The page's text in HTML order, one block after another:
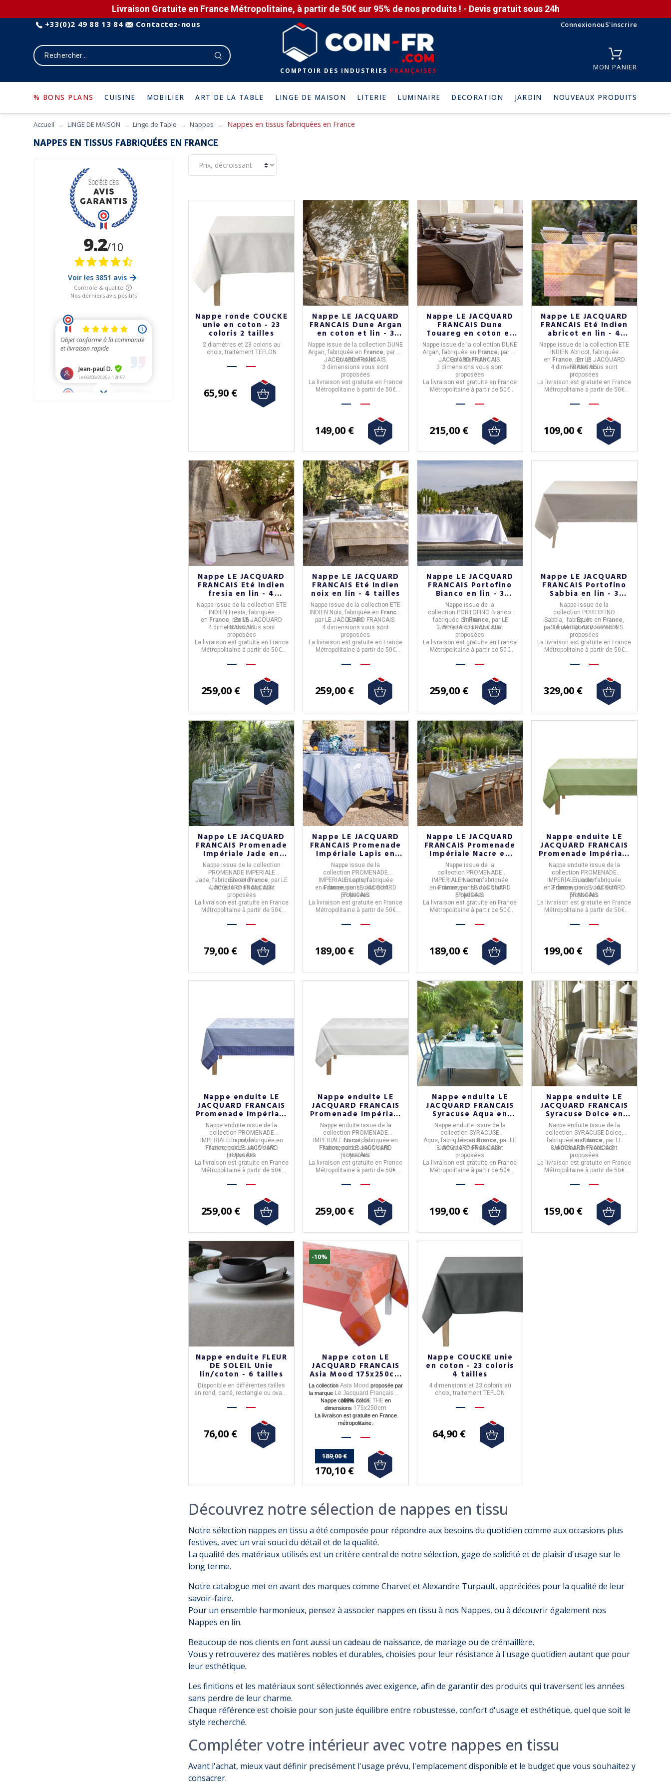
Livraison Gratuite en France Métropolitaine, à partir de 50€ sur 95% de nos produits ! - Devis gratuit sous 24h
+33(0)2 49 88 13 84 Contactez-nous ConnexionouS'inscrire
COMPTOIR DES INDUSTRIES FRANÇAISES MON PANIER
% BONS PLANS CUISINE MOBILIER ART DE LA TABLE LINGE DE MAISON LITERIE LUMINAIRE DECORATION JARDIN NOUVEAUX PRODUITS
Accueil LINGE DE MAISON Linge de Table Nappes Nappes en tissus fabriquées en France
NAPPES EN TISSUS FABRIQUÉES EN FRANCE
Nappe ronde COUCKE
unie en coton - 23
coloris 2 tailles
2 diamètres et 23 coloris au
choix, traitement TEFLON
65,90 €
Nappe LE JACQUARD
FRANCAIS Dune Argan
en coton et lin - 3
tailles
Nappe issue de la collection DUNE
Argan,fabriquée en France, par LE
JACQUARD FRANCAIS.
En coton et lin
3 dimensionsvous sont
proposées
La livraison est gratuite en France
Métropolitaine à partir de 50€
149,00 €
Nappe LE JACQUARD
FRANCAIS Dune
Touareg en coton et
lin - 3 tailles
Nappe issue de la collection DUNE
Argan,fabriquée en France, par LE
JACQUARD FRANCAIS.
En coton et lin
3 dimensionsvous sont
proposées
La livraison est gratuite en France
Métropolitaine à partir de 50€
215,00 €
Nappe LE JACQUARD
FRANCAIS Eté Indien
abricot en lin - 4
tailles
Nappe issue de la collection ETE
INDIEN Abricot, fabriquée
en France, par LE JACQUARD
FRANCAIS.
En lin
4 dimensionsvous sont
proposées
La livraison est gratuite en France
Métropolitaine à partir de 50€
109,00 €
Nappe LE JACQUARD
FRANCAIS Eté Indien
fresia en lin - 4
tailles
Nappe issue de la collection ETE
INDIEN Fresia, fabriquée
en France, par LE JACQUARD
FRANCAIS.
En lin
4 dimensionsvous sont
proposées
La livraison est gratuite en France
Métropolitaine à partir de 50€
259,00 €
Nappe LE JACQUARD
FRANCAIS Eté Indien
noix en lin - 4 tailles
Nappe issue de la collection ETE
INDIEN Noix, fabriquée en France,
par LE JACQUARD FRANCAIS.
En lin
4 dimensionsvous sont
proposées
La livraison est gratuite en France
Métropolitaine à partir de 50€
259,00 €
Nappe LE JACQUARD
FRANCAIS Portofino
Bianco en lin - 3
tailles
Nappe issue de la
collection PORTOFINO Bianco,
fabriquée enFrance, par LE
JACQUARD FRANCAIS.
En lin
3 dimensionsvous sont
proposées
La livraison est gratuite en France
Métropolitaine à partir de 50€
259,00 €
Nappe LE JACQUARD
FRANCAIS Portofino
Sabbia en lin - 3
tailles
Nappe issue de la
collection PORTOFINO
Sabbia,fabriquée en France,
parLE JACQUARD FRANCAIS.
En lin
3 dimensionsvous sont
proposées
La livraison est gratuite en France
Métropolitaine à partir de 50€
329,00 €
Nappe LE JACQUARD
FRANCAIS Promenade
Impériale Jade en
coton - 4 tailles
Nappe issue de la collection
PROMENADE IMPERIALE
Jade,fabriquée enFrance , par LE
JACQUARD FRANCAIS.
En coton
4 dimensionsvous sont
proposées
La livraison est gratuite en France
Métropolitaine à partir de 50€
79,00 €
Nappe LE JACQUARD
FRANCAIS Promenade
Impériale Lapis en
coton - 4 tailles
Nappe issue de la
collection PROMENADE
IMPERIALE Lapis,fabriquée
enFrance, parLE JACQUARD
FRANCAIS.
En coton
4 dimensionsvous sont
proposées
La livraison est gratuite en France
Métropolitaine à partir de 50€
189,00 €
Nappe LE JACQUARD
FRANCAIS Promenade
Impériale Nacre en
coton - 4 tailles
Nappe issue de la
collection PROMENADE
IMPERIALE Nacre,fabriquée
enFrance, parLE JACQUARD
FRANCAIS.
En coton
4 dimensionsvous sont
proposées
La livraison est gratuite en France
Métropolitaine à partir de 50€
189,00 €
Nappe enduite LE
JACQUARD FRANCAIS
Promenade Impériale
Jade en coton - 3
tailles
Nappe enduite issue de la
collection PROMENADE
IMPERIALE Jade,fabriquée
enFrance, parLE JACQUARD
FRANCAIS.
En coton
3 dimensionsvous sont
proposées
La livraison est gratuite en France
Métropolitaine à partir de 50€
199,00 €
Nappe enduite LE
JACQUARD FRANCAIS
Promenade Impériale
Lapis en coton - 3
tailles
Nappe enduite issue de la
collection PROMENADE
IMPERIALE Lapis,fabriquée en
France, parLE JACQUARD
FRANCAIS.
En coton
3 dimensionsvous sont
proposées
La livraison est gratuite en France
Métropolitaine à partir de 50€
259,00 €
Nappe enduite LE
JACQUARD FRANCAIS
Promenade Impériale
Nacre en coton - 3
tailles
Nappe enduite issue de la
collection PROMENADE
IMPERIALE Nacre,fabriquée en
France, parLE JACQUARD
FRANCAIS.
En coton
3 dimensionsvous sont
proposées
La livraison est gratuite en France
Métropolitaine à partir de 50€
259,00 €
Nappe enduite LE
JACQUARD FRANCAIS
Syracuse Aqua en
coton - 8 tailles
Nappe enduite issue de la
collectionSYRACUSE
Aqua,fabriquée enFrance , par LE
JACQUARD FRANCAIS.
En coton
8 dimensionsvous sont
proposées
La livraison est gratuite en France
Métropolitaine à partir de 50€
199,00 €
Nappe enduite LE
JACQUARD FRANCAIS
Syracuse Dolce en
coton - 3 tailles
Nappe enduite issue de la
collectionSYRACUSE Dolce,
fabriquée enFrance , par LE
JACQUARD FRANCAIS.
En coton
8 dimensionsvous sont
proposées
La livraison est gratuite en France
Métropolitaine à partir de 50€
159,00 €
Nappe enduite FLEUR
DE SOLEIL Unie
lin/coton - 6 tailles
Disponible en différentes tailles
en rond, carré, rectangle ou ovale,
76,00 €
-10%
Nappe coton LE
JACQUARD FRANCAIS
Asia Mood 175x250cm
rose thé (1 quantité)
La collection Asia Mood proposée par
la marque Le Jacquard Françaisest
100% coton.
Nappe coloris ROSE THE en
dimensions 175x250cm
La livraison est gratuite en France
métropolitaine.
189,00 €
170,10 €
Nappe COUCKE unie
en coton - 23 coloris
4 tailles
4 dimensions et 23 coloris au
choix, traitement TEFLON
64,90 €
Découvrez notre sélection de nappes en tissu
Notre sélection nappes en tissu a été composée pour répondre aux besoins du quotidien comme aux occasions plus
festives, avec un vrai souci du détail et de la qualité.
La qualité des matériaux utilisés est un critère central de notre sélection, gage de solidité et de plaisir d'usage sur le
long terme.
Notre catalogue met en avant des marques comme Charvet et Alexandre Turpault, appréciées pour la qualité de leur
savoir-faire.
Pour un ensemble harmonieux, pensez à associer nappes en tissu à nos Nappes, ou à découvrir également nos
Nappes en lin.
Beaucoup de nos clients en font aussi un cadeau de naissance, de mariage ou de crémaillère.
Vous y retrouverez des matières nobles et durables, choisies pour leur résistance à l'usage quotidien autant que pour
leur esthétique.
Les finitions et les matériaux sont sélectionnés avec exigence, afin de garantir des produits qui traversent les années
sans perdre de leur charme.
Chaque référence est choisie pour son juste équilibre entre robustesse, confort d'usage et esthétique, quel que soit le
style recherché.
Compléter votre intérieur avec votre nappes en tissu
Avant l'achat, mieux vaut définir precisément l'usage prévu, l'emplacement disponible et le budget que vous souhaitez y
consacrer.